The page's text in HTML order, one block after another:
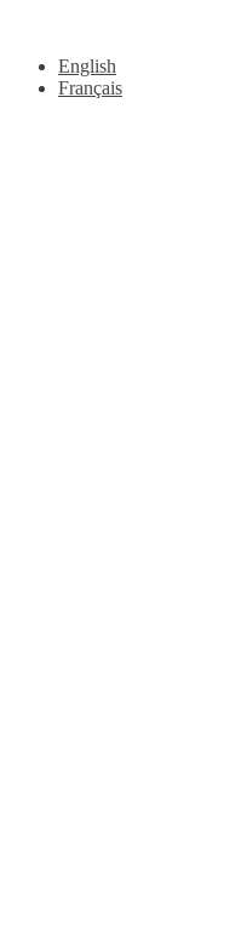
English
Français